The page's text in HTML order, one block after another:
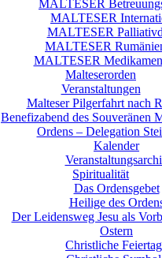
MALTESER
MALTESER
MALTESER
MALTESER
MALTESER
Malteserorden
Veranstaltungen
Malteser Pilgerfahrt nach
Benefizabend des Souveränen
Ordens – Delegation
Kalender
Spiritualität
Das Ordensgebet
Heilige des
Der Leidensweg Jesu als
Ostern
Christliche